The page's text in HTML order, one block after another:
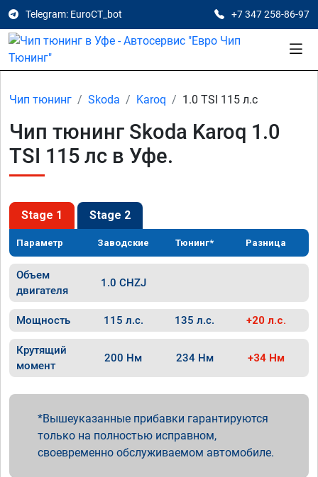
Telegram: EuroCT_bot +7 347 258-86-97
Чип тюнинг Skoda Karoq 1.0 TSI 115 л.с
Чип тюнинг Skoda Karoq 1.0
TSI 115 лс в Уфе.
Stage 1 Stage 2
Параметр Заводские Тюнинг* Разница
Объем
двигателя
1.0 CHZJ
Мощность 115 л.с. 135 л.с. +20 л.с.
Крутящий
момент
200 Нм 234 Нм +34 Нм
Вышеуказанные прибавки гарантируются
только на полностью исправном,
своевременно обслуживаемом автомобиле.